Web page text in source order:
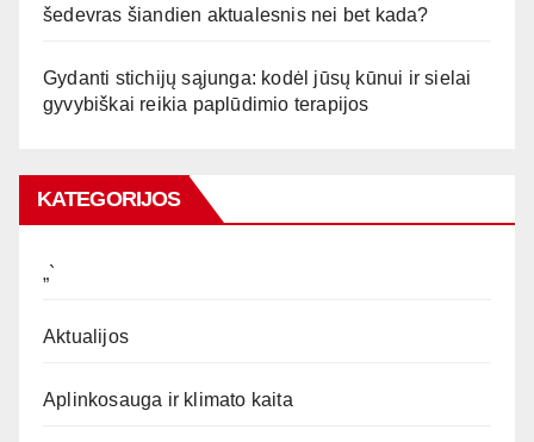
šedevras šiandien aktualesnis nei bet kada?
Gydanti stichijų sąjunga: kodėl jūsų kūnui ir sielai
gyvybiškai reikia paplūdimio terapijos
KATEGORIJOS
„`
Aktualijos
Aplinkosauga ir klimato kaita